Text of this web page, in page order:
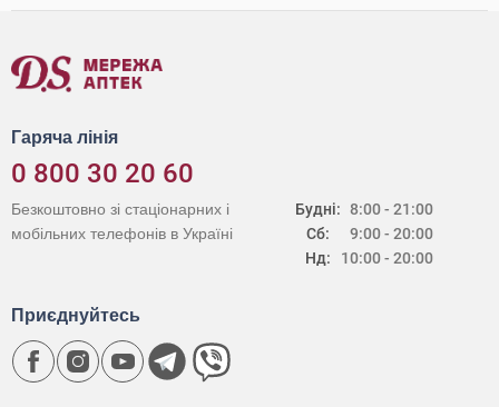
Гаряча лінія
0 800 30 20 60
Будні:
Сб:
Нд:
8:00 - 21:00
9:00 - 20:00
10:00 - 20:00
Безкоштовно зі стаціонарних і
мобільних телефонів в Україні
Приєднуйтесь